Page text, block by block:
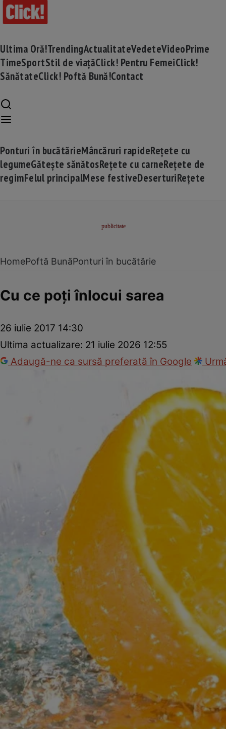
Ultima Oră!TrendingActualitateVedeteVideoPrime
TimeSportStil de viațăClick! Pentru FemeiClick!
SănătateClick! Poftă Bună!Contact
Ponturi în bucătărieMâncăruri rapideRețete cu
legumeGătește sănătosRețete cu carneRețete de
regimFelul principalMese festiveDeserturiRețete
HomePoftă BunăPonturi în bucătărie
Cu ce poţi înlocui sarea
26 iulie 2017 14:30
Ultima actualizare: 21 iulie 2026 12:55
Adaugă-ne ca sursă preferată în Google